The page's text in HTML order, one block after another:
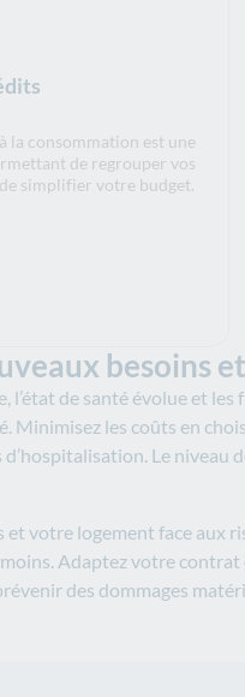
la consommation est une
de regrouper vos
simplifier votre budget.
besoins
l’état de santé évolue et
Minimisez les coûts en
Le
et votre logement face aux
Adaptez votre
des dommages